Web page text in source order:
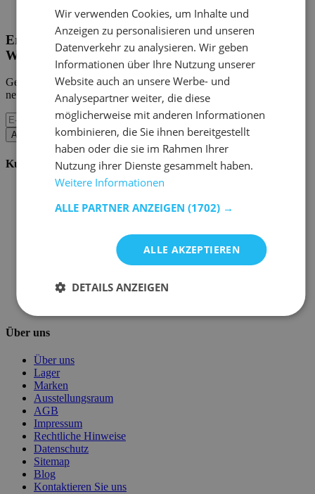
Home Emob|Mein Konto
Erhalten Sie unsere neuen Kollektionen und
Werbeaktionen.
Geben Sie uns Ihre E-Mail und Sie werden monatlich über die
neuesten Ereignisse informiert.
Abonnieren
Kundenservice
Zahlungsmöglichkeiten
Stornieren oder retournieren
Pflegehinweise
Paswort Vergessen?
Über uns
Über uns
Lager
Marken
Ausstellungsraum
AGB
Impressum
Rechtliche Hinweise
Datenschutz
Sitemap
Blog
Kontaktieren Sie uns
Wir verwenden Cookies, um Inhalte und
Anzeigen zu personalisieren und unseren
Datenverkehr zu analysieren. Wir geben
Informationen über Ihre Nutzung unserer
Website auch an unsere Werbe- und
Analysepartner weiter, die diese
möglicherweise mit anderen Informationen
kombinieren, die Sie ihnen bereitgestellt
haben oder die sie im Rahmen Ihrer
Nutzung ihrer Dienste gesammelt haben.
Weitere Informationen
ALLE PARTNER ANZEIGEN (1702) →
ALLE AKZEPTIEREN
DETAILS ANZEIGEN